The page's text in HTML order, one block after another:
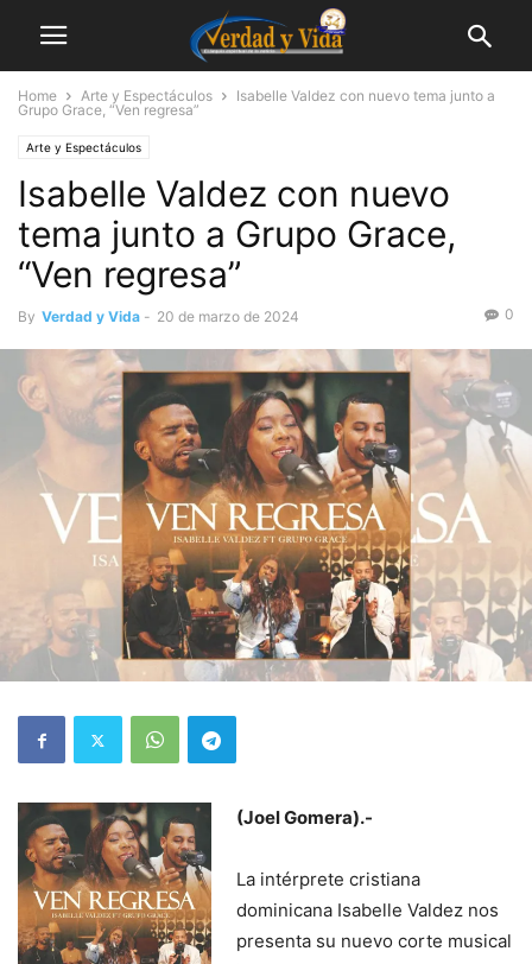
Home Arte y Espectáculos
Isabelle Valdez con nuevo tema junto a
Grupo Grace, “Ven regresa”
Arte y Espectáculos
Isabelle Valdez con nuevo
tema junto a Grupo Grace,
“Ven regresa”
By Verdad y Vida - 20 de marzo de 2024 0
(Joel Gomera).-
La intérprete cristiana
dominicana Isabelle Valdez nos
presenta su nuevo corte musical